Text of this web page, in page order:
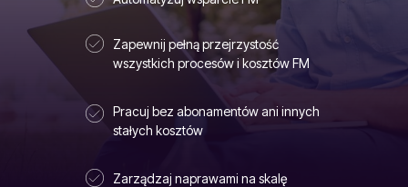
Pracuj bez abonamentów ani innych
stałych kosztów
Zapewnij pełną przejrzystość
wszystkich procesów i kosztów FM
Zarządzaj naprawami na skalę